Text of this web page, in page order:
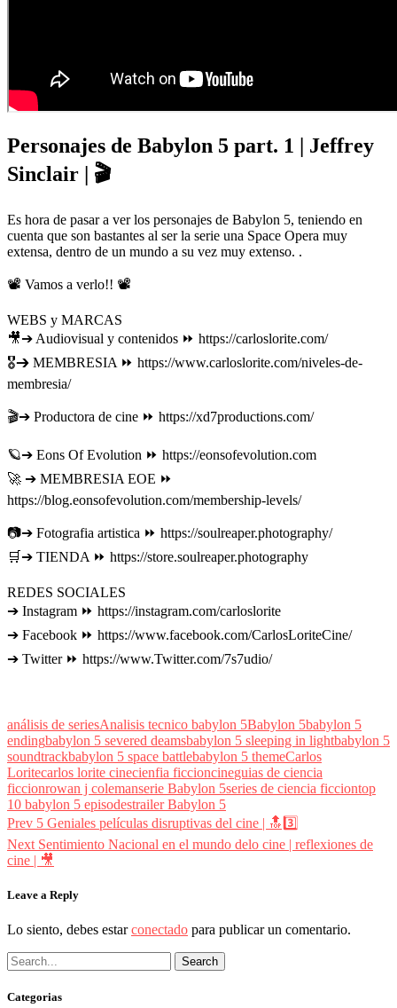
Personajes de Babylon 5 part. 1 | Jeffrey
Sinclair | 🎬
Es hora de pasar a ver los personajes de Babylon 5, teniendo en
cuenta que son bastantes al ser la serie una Space Opera muy
extensa, dentro de un mundo a su vez muy extenso. .
📽 Vamos a verlo!! 📽
WEBS y MARCAS
🎥➔ Audiovisual y contenidos ⏩ https://carloslorite.com/
🎖➔ MEMBRESIA ⏩ https://www.carloslorite.com/niveles-de-
membresia/
🎬➔ Productora de cine ⏩ https://xd7productions.com/
🪐➔ Eons Of Evolution ⏩ https://eonsofevolution.com
🚀 ➔ MEMBRESIA EOE ⏩
https://blog.eonsofevolution.com/membership-levels/
📷➔ Fotografia artistica ⏩ https://soulreaper.photography/
🛒➔ TIENDA ⏩ https://store.soulreaper.photography
REDES SOCIALES
➔ Instagram ⏩ https://instagram.com/carloslorite
➔ Facebook ⏩ https://www.facebook.com/CarlosLoriteCine/
➔ Twitter ⏩ https://www.Twitter.com/7s7udio/
análisis de seriesAnalisis tecnico babylon 5Babylon 5babylon 5
endingbabylon 5 severed deamsbabylon 5 sleeping in lightbabylon 5
soundtrackbabylon 5 space battlebabylon 5 themeCarlos
Loritecarlos lorite cinecienfia ficcioncineguias de ciencia
ficcionrowan j colemanserie Babylon 5series de ciencia ficciontop
10 babylon 5 episodestrailer Babylon 5
Navegación
de
entradas
Prev prev
postPrevious
page
5 Geniales películas disruptivas del cine | 🔝3️⃣
Next Sentimiento Nacional en el mundo delo cine | reflexiones de
cine | 🎥
page
Leave a Reply
Lo siento, debes estarconectado para publicar un comentario.
Categorias